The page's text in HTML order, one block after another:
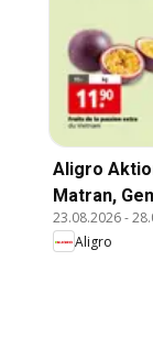
Aligro
Matran,
23.08.2026-
Aligro